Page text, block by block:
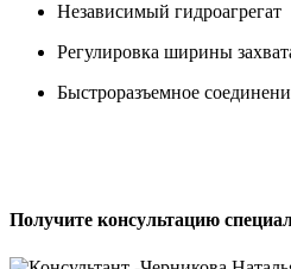
Независимый гидроагрегат
Регулировка ширины
Быстроразъемное
Получите консультацию